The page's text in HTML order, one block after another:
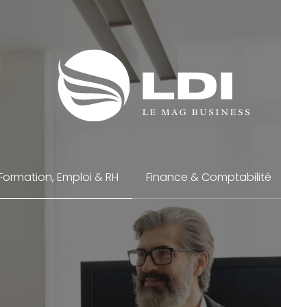
Emploi & RH Finance & Comptabilité